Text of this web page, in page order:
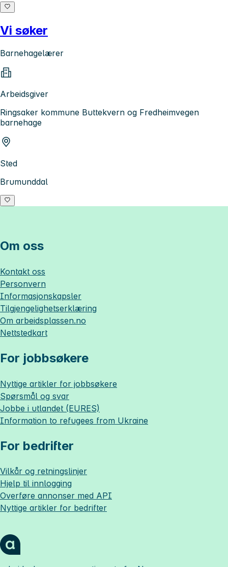
Vi søker
Barnehagelærer
Arbeidsgiver
Ringsaker kommune Buttekvern og Fredheimvegen
barnehage
Sted
Brumunddal
Om oss
Kontakt oss
Personvern
Informasjonskapsler
Tilgjengelighetserklæring
Om arbeidsplassen.no
Nettstedkart
For jobbsøkere
Nyttige artikler for jobbsøkere
Spørsmål og svar
Jobbe i utlandet (EURES)
Information to refugees from Ukraine
For bedrifter
Vilkår og retningslinjer
Hjelp til innlogging
Overføre annonser med API
Nyttige artikler for bedrifter